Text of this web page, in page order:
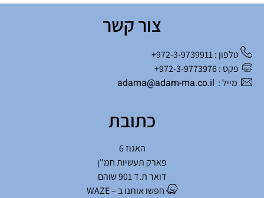
צור קשר
טלפון : 972-3-9739911+
פקס : 972-3-9773976+
מייל : adama@adam-ma.co.il
כתובת
האגוז 6
פארק תעשיות חמ"ן
דואר ת.ד 901 שוהם
חפשו אותנו ב – WAZE